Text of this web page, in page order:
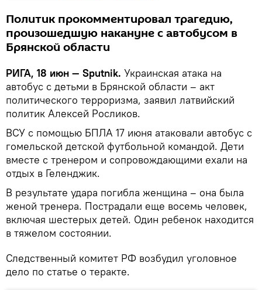
Политик прокомментировал трагедию,
произошедшую накануне с автобусом в
Брянской области
РИГА, 18 июн — Sputnik. Украинская атака на
автобус с детьми в Брянской области – акт
политического терроризма, заявил латвийский
политик Алексей Росликов.
ВСУ с помощью БПЛА 17 июня атаковали автобус с
гомельской детской футбольной командой. Дети
вместе с тренером и сопровождающими ехали на
отдых в Геленджик.
В результате удара погибла женщина – она была
женой тренера. Пострадали еще восемь человек,
включая шестерых детей. Один ребенок находится
в тяжелом состоянии.
Следственный комитет РФ возбудил уголовное
дело по статье о теракте.